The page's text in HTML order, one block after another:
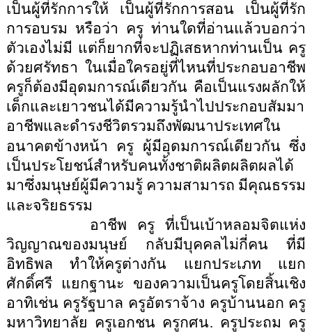
เป็นผู้ที่รักการให้ เป็นผู้ที่รักการสอน เป็นผู้ที่รัก
การอบรม หรือว่า ครู ท่านใดที่อ่านแล้วบอกว่า
ตัวเองไม่มี แต่ก็ยากที่จะปฏิเสธหากท่านเป็น ครู
ด้วยศรัทธา ในเมื่อใครอยู่ที่ไหนที่ประกอบอาชีพ
ครูก็ต้องมีอุดมการณ์เดียวกัน คือเป็นแรงผลักให้
เด็กและเยาวชนได้มีความรู้นำไปประกอบสัมมา
อาชีพและดำรงชีวิตรวมถึงพัฒนาประเทศใน
อนาคตข้างหน้า
ครู ผู้มีอุดมการณ์เดียวกัน ซึ่ง
เป็นประโยชน์สำหรับคนทั้งชาติผลิตผลิตผลได้
มาซึ่งมนุษย์ผู้มีความรู้ ความสามารถ มีคุณธรรม
และจริยธรรม
อาชีพ
ครู
ที่เป็นเบ้าหลอมจิตแห่ง
วิญญาณของมนุษย์ กลับมีบุคคลไม่กี่คน ที่มี
อิทธิพล ทำให้ครูต่างกัน แยกประเภท แยก
ศักดิ์ศรี แยกฐานะ ของความเป็นครูโดยสิ้นเชิง
อาทิเช่น ครูรัฐบาล ครูอัตราจ้าง ครูบ้านนอก ครู
มหาวิทยาลัย ครูเอกชน ครูกศน. ครูประถม ครู